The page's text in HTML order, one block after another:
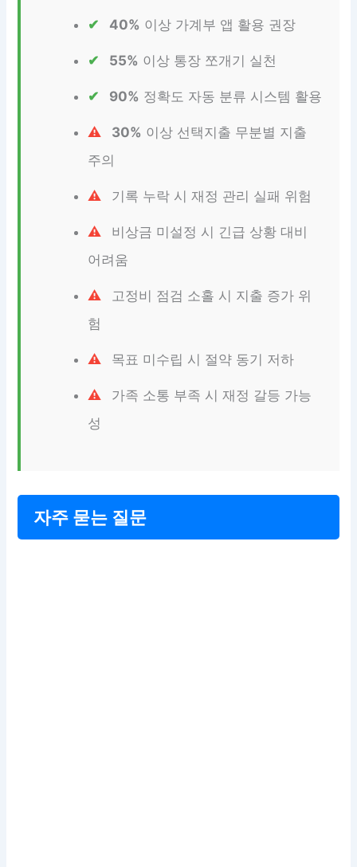
40% 이상 가계부 앱 활용 권장
55% 이상 통장 쪼개기 실천
90% 정확도 자동 분류 시스템 활용
30% 이상 선택지출 무분별 지출
주의
기록 누락 시 재정 관리 실패 위험
비상금 미설정 시 긴급 상황 대비
어려움
고정비 점검 소홀 시 지출 증가 위
험
목표 미수립 시 절약 동기 저하
가족 소통 부족 시 재정 갈등 가능
성
자주 묻는 질문